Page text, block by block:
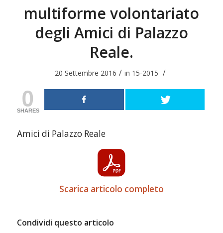
multiforme volontariato
degli Amici di Palazzo
Reale.
20 Settembre 2016 / in 15-2015 /
0
SHARES
Amici di Palazzo Reale
Scarica articolo completo
Condividi questo articolo